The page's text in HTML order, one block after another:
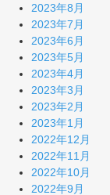
2023年8月
2023年7月
2023年6月
2023年5月
2023年4月
2023年3月
2023年2月
2023年1月
2022年12月
2022年11月
2022年10月
2022年9月